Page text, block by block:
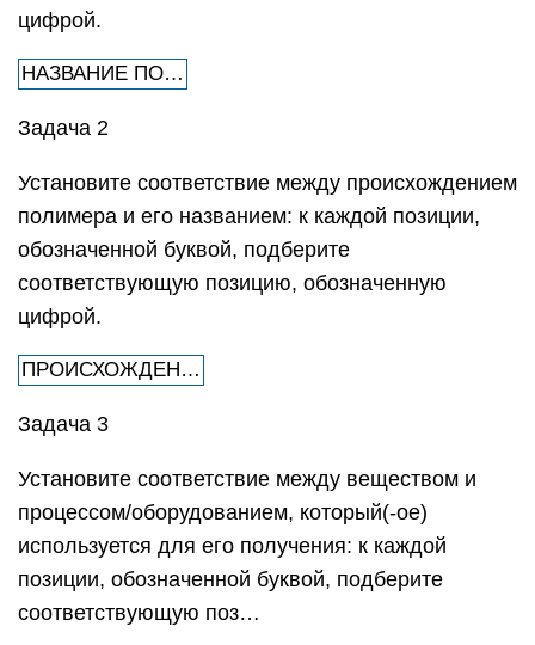
цифрой.
НАЗВАНИЕ ПО…
Задача 2
Установите соответствие между происхождением
полимера и его названием: к каждой позиции,
обозначенной буквой, подберите
соответствующую позицию, обозначенную
цифрой.
ПРОИСХОЖДЕН…
Задача 3
Установите соответствие между веществом и
процессом/оборудованием, который(-ое)
используется для его получения: к каждой
позиции, обозначенной буквой, подберите
соответствующую поз…